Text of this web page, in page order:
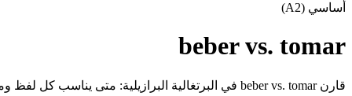
أساسي (A2)
beber vs. tomar
قارن beber vs. tomar في البرتغالية البرازيلية: متى يناسب كل لفظ وما الخطأ الذي يجب تجنبه.